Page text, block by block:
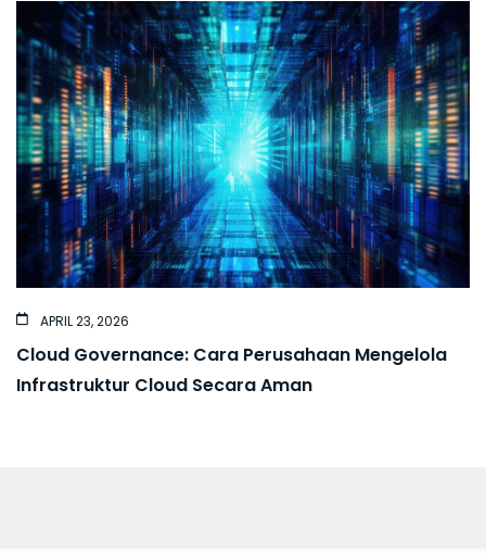
APRIL 23, 2026
Cloud Governance: Cara Perusahaan Mengelola
Infrastruktur Cloud Secara Aman